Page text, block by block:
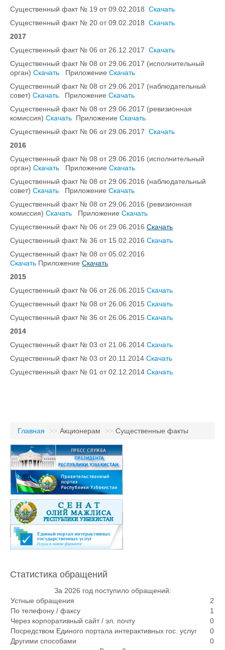
Существенный факт № 19 от 09.02.2018 Скачать
Существенный факт № 20 от 09.02.2018 Скачать
2017
Существенный факт № 06 от 26.12.2017 Скачать
Существенный факт № 08 от 29.06.2017 (исполнительный
орган) Скачать Приложение Скачать
Существенный факт № 08 от 29.06.2017 (наблюдательный
совет) Скачать Приложение Скачать
Существенный факт № 08 от 29.06.2017 (ревизионная
комиссия) Скачать Приложение Скачать
Существенный факт № 06 от 29.06.2017 Скачать
2016
Существенный факт № 08 от 29.06.2016 (исполнительный
орган) Скачать Приложение Скачать
Существенный факт № 08 от 29.06.2016 (наблюдательный
совет) Скачать Приложение Скачать
Существенный факт № 08 от 29.06.2016 (ревизионная
комиссия) Скачать Приложение Скачать
Существенный факт № 06 от 29.06.2016 Скачать
Существенный факт № 36 от 15.02.2016 Скачать
Существенный факт № 08 от 05.02.2016
Скачать Приложение Скачать
2015
Существенный факт № 06 от 26.06.2015 Скачать
Существенный факт № 08 от 26.06.2015 Скачать
Существенный факт № 36 от 26.06.2015 Скачать
2014
Существенный факт № 03 от 21.06.2014 Скачать
Существенный факт № 03 от 20.11.2014 Скачать
Существенный факт № 01 от 02.12.2014 Скачать
Главная >> Акционерам >> Существенные факты
Статистика обращений
За 2026 год поступило обращений:
Устные обращения
2
По телефону / факсу
1
Через корпоративный сайт / эл. почту
0
Посредством Единого портала интерактивных гос. услуг
0
Другими способами
0